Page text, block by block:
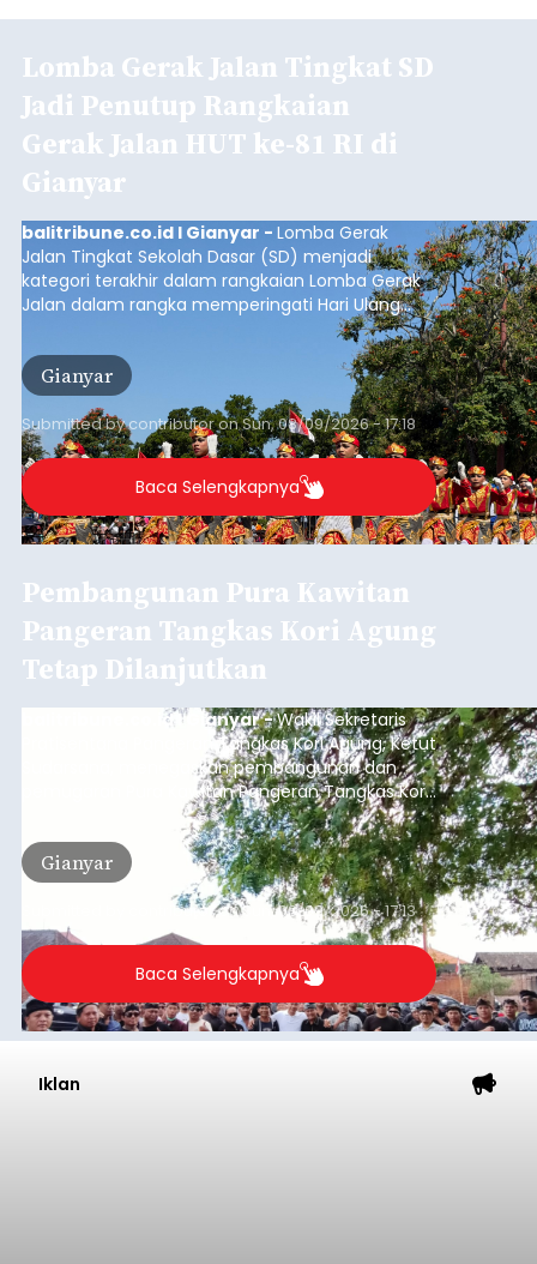
Lomba Gerak Jalan Tingkat SD
Jadi Penutup Rangkaian
Gerak Jalan HUT ke-81 RI di
Gianyar
balitribune.co.id I Gianyar - Lomba Gerak
Jalan Tingkat Sekolah Dasar (SD) menjadi
kategori terakhir dalam rangkaian Lomba Gerak
Jalan dalam rangka memperingati Hari Ulang
Tahun (HUT) ke-81 Kemerdekaan Republik
Indonesia Tahun 2026 di Kabupaten Gianyar.
Gianyar
Submitted bycontributoronSun, 08/09/2026 - 17:18
Baca Selengkapnya
Pembangunan Pura Kawitan
Pangeran Tangkas Kori Agung
Tetap Dilanjutkan
balitribune.co.id I Gianyar -Wakil Sekretaris
Pratisentana Pangeran Tangkas Kori Agung, Ketut
Sudarsana, menegaskan pembangunan dan
pemugaran Pura Kawitan Pangeran Tangkas Kori
Agung tetap dilanjutkan.
Gianyar
contributoronSun, 08/09/2026 - 17:13
Baca Selengkapnya
Iklan